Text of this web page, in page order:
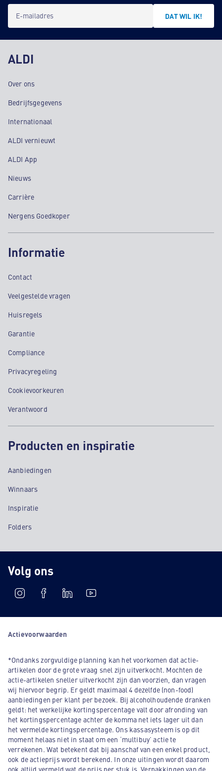
E-mailadres DAT WIL IK!
ALDI
Over ons
Bedrijfsgegevens
Internationaal
ALDI vernieuwt
ALDI App
Nieuws
Carrière
Nergens Goedkoper
Informatie
Contact
Veelgestelde vragen
Huisregels
Garantie
Compliance
Privacyregeling
Cookievoorkeuren
Verantwoord
Producten en inspiratie
Aanbiedingen
Winnaars
Inspiratie
Folders
Volg ons
Actievoorwaarden
*Ondanks zorgvuldige planning kan het voorkomen dat actie-
artikelen door de grote vraag snel zijn uitverkocht. Mochten de
actie-artikelen sneller uitverkocht zijn dan voorzien, dan vragen
wij hiervoor begrip. Er geldt maximaal 4 dezelfde (non-food)
aanbiedingen per klant per bezoek. Bij alcoholhoudende dranken
geldt: het werkelijke kortingspercentage valt door afronding van
het kortingspercentage achter de komma net iets lager uit dan
het vermelde kortingspercentage. Ons kassasysteem is op dit
moment helaas niet in staat om een ‘multibuy’ actie te
verrekenen. Wat betekent dat bij aanschaf van een enkel product,
ook de actieprijs wordt berekend. In onze uitingen wordt daarom
ook altijd vermeld wat de prijs per stuk is. Verpakkingen van de